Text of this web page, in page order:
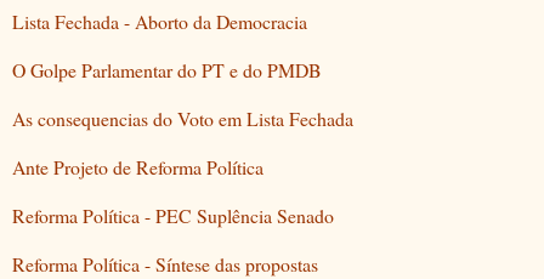
Lista Fechada - Aborto da Democracia
O Golpe Parlamentar do PT e do PMDB
As consequencias do Voto em Lista Fechada
Ante Projeto de Reforma Política
Reforma Política - PEC Suplência Senado
Reforma Política - Síntese das propostas